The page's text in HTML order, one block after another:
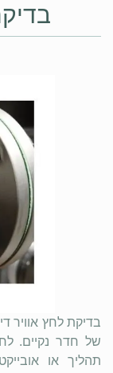
של חדר נקיים.
תהליך או